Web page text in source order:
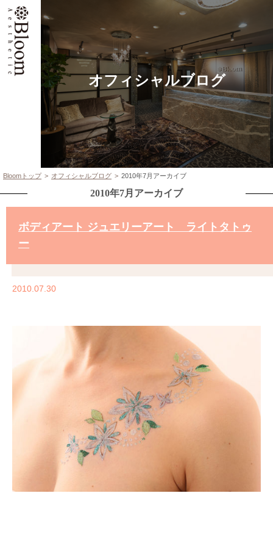
オフィシャルブログ
Bloomトップ オフィシャルブログ 2010年7月アーカイブ
2010年7月アーカイブ
ボディアート ジュエリーアート ライトタトゥ
ー
2010.07.30